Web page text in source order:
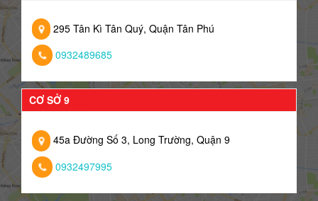
295 Tân Kì Tân Quý, Quận Tân Phú
0932489685
CƠ SỞ 9
45a Đường Số 3, Long Trường, Quận 9
0932497995